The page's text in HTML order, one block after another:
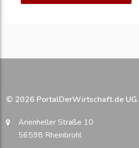
© 2026 PortalDerWirtschaft.de UG.
Arienheller Straße 10
56598 Rheinbrohl